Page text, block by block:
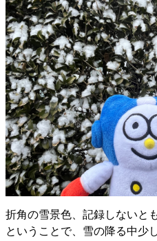
折角の雪景色、記録しないと
ということで、雪の降る中少